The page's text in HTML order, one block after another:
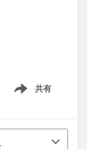
共有
Show menu